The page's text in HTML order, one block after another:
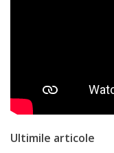
Ultimile articole